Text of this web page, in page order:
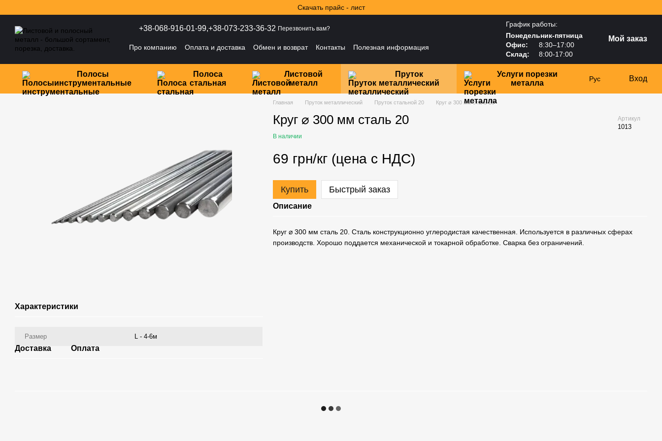
Скачать прайс - лист
+38-068-916-01-99,+38-073-233-36-32 Перезвонить вам?
Про компанию Оплата и доставка Обмен и возврат Контакты
Полезная информация
График работы:
Понедельник-пятница
Офис:
8:30–17:00
Склад:
8:00-17:00
Мой заказ
Полосы
инструментальные
Полоса
стальная
Листовой
металл
Пруток
металлический
Услуги порезки
металла
Рус Вход
Характеристики
Размер L - 4-6м
Доставка Оплата
Главная Пруток металлический Пруток стальной 20 Круг ⌀ 300 мм сталь 20
Круг ⌀ 300 мм сталь 20 Артикул
1013
В наличии
69 грн/кг (цена с НДС)
Купить Быстрый заказ
Описание
Круг ⌀ 300 мм сталь 20. Сталь конструкционно углеродистая качественная. Используется в различных сферах
производств. Хорошо поддается механической и токарной обработке. Сварка без ограничений.